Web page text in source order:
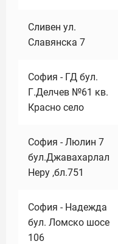
Сливен ул.
Славянска 7
София - ГД бул.
Г.Делчев №61 кв.
Красно село
София - Люлин 7
бул.Джавахарлал
Неру ,бл.751
София - Надежда
бул. Ломско шосе
106